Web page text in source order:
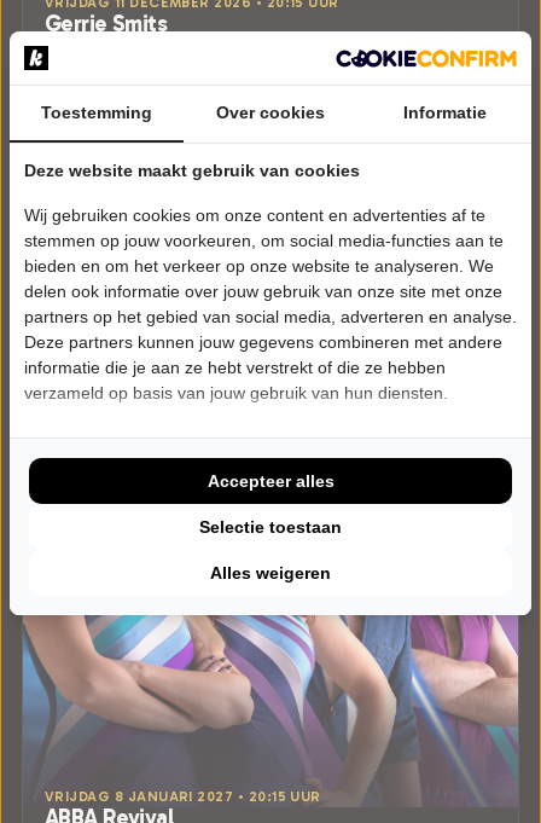
Gerrie Smits
Cultuurhuis De Eendracht
CABARET
VRIJDAG 8 JANUARI 2027 • 20:15 UUR
Toestemming Over cookies Informatie
Deze website maakt gebruik van cookies
Wij gebruiken cookies om onze content en advertenties af te
stemmen op jouw voorkeuren, om social media-functies aan te
bieden en om het verkeer op onze website te analyseren. We
delen ook informatie over jouw gebruik van onze site met onze
partners op het gebied van social media, adverteren en analyse.
Deze partners kunnen jouw gegevens combineren met andere
informatie die je aan ze hebt verstrekt of die ze hebben
verzameld op basis van jouw gebruik van hun diensten.
Alles weigeren
Selectie toestaan
Accepteer alles